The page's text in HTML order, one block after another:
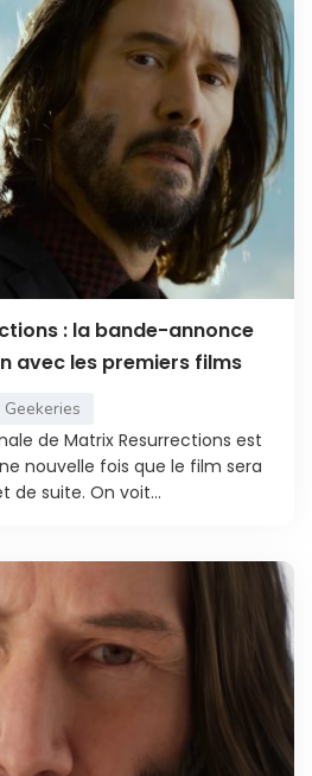
: la bande-annonce
avec les premiers films
Geekeries
de Matrix Resurrections est
nouvelle fois que le film sera
de suite. On voit...